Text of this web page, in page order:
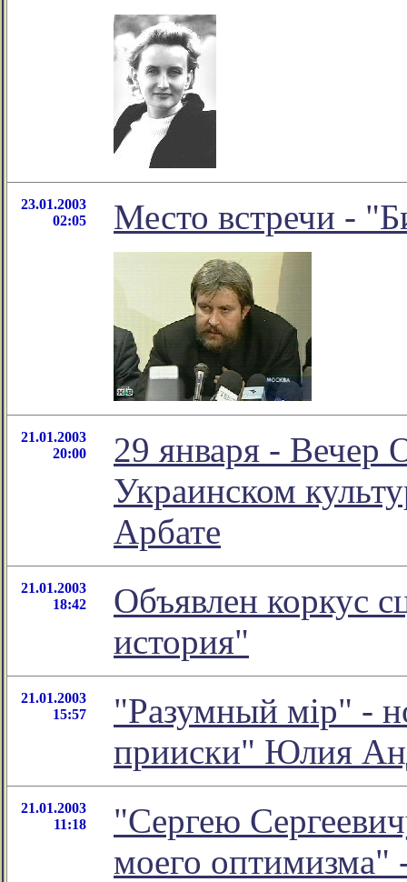
23.01.2003
02:05
Место встречи -
21.01.2003
20:00
29 января - Вечер
Украинском
Арбате
21.01.2003
18:42
Объявлен коркус
история"
21.01.2003
15:57
"Разумный мiр" -
прииски" Юлия
21.01.2003
11:18
"Сергею
моего оптимизма"